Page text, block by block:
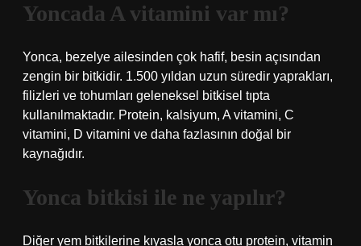
Yoncada A vitamini var mı?
Yonca, bezelye ailesinden çok hafif, besin açısından
zengin bir bitkidir. 1.500 yıldan uzun süredir yaprakları,
filizleri ve tohumları geleneksel bitkisel tıpta
kullanılmaktadır. Protein, kalsiyum, A vitamini, C
vitamini, D vitamini ve daha fazlasının doğal bir
kaynağıdır.
Yonca bitkisi ile ne yapılır?
Diğer yem bitkilerine kıyasla yonca otu protein, vitamin